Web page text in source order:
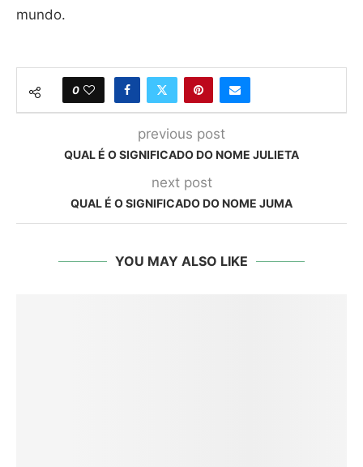
mundo.
0
previous post
QUAL É O SIGNIFICADO DO NOME JULIETA
next post
QUAL É O SIGNIFICADO DO NOME JUMA
YOU MAY ALSO LIKE